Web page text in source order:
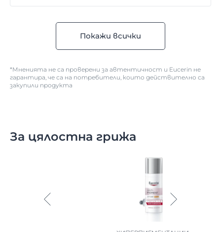
Покажи всички
*Мненията не са проверени за автентичност и Eucerin не
гарантира, че са на потребители, които действително са
закупили продукта
За цялостна грижа